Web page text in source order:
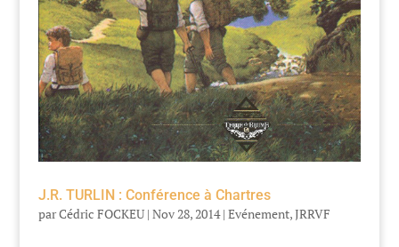
J.R. TURLIN : Conférence à Chartres
parCédric FOCKEU| Nov 28, 2014| Evénement,JRRVF